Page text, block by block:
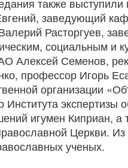
заведующий
Расторгуев,
социальным и
Алексей Семенов,
профессор Игорь
организации
Института экспертизы
игумен Киприан, а
Церкви.
ученых.